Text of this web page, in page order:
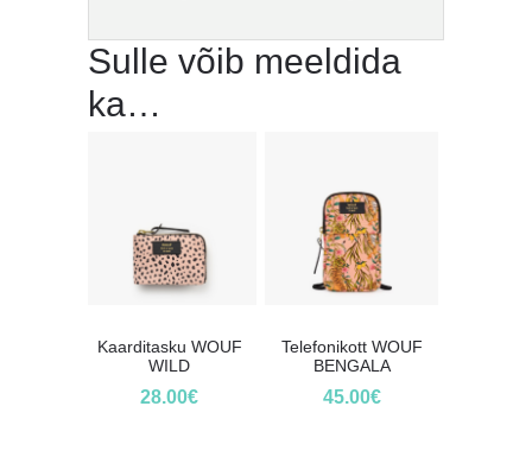
Sulle võib meeldida
ka…
Kaarditasku WOUF
WILD
28.00€
Telefonikott WOUF
BENGALA
45.00€